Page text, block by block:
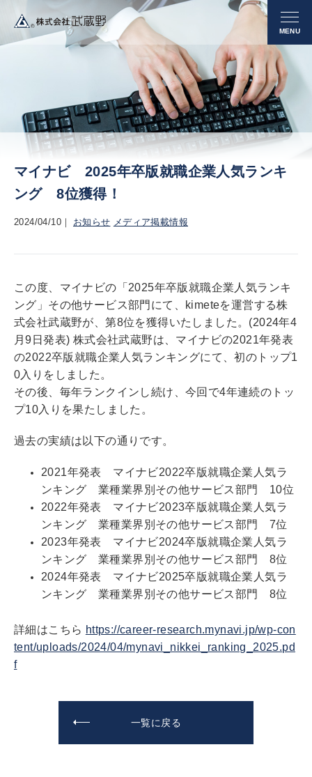
マイナビ 2025年卒版就職企業人気ランキ
ング 8位獲得！
2024/04/10 お知らせ メディア掲載情報
この度、マイナビの「2025年卒版就職企業人気ランキ
ング」その他サービス部門にて、kimeteを運営する株
式会社武蔵野が、第8位を獲得いたしました。(2024年4
月9日発表) 株式会社武蔵野は、マイナビの2021年発表
の2022卒版就職企業人気ランキングにて、初のトップ1
0入りをしました。
その後、毎年ランクインし続け、今回で4年連続のトッ
プ10入りを果たしました。
過去の実績は以下の通りです。
2021年発表 マイナビ2022卒版就職企業人気ラ
ンキング 業種業界別その他サービス部門 10位
2022年発表 マイナビ2023卒版就職企業人気ラ
ンキング 業種業界別その他サービス部門 7位
2023年発表 マイナビ2024卒版就職企業人気ラ
ンキング 業種業界別その他サービス部門 8位
2024年発表 マイナビ2025卒版就職企業人気ラ
ンキング 業種業界別その他サービス部門 8位
詳細はこちら https://career-research.mynavi.jp/wp-con
tent/uploads/2024/04/mynavi_nikkei_ranking_2025.pd
f
一覧に戻る